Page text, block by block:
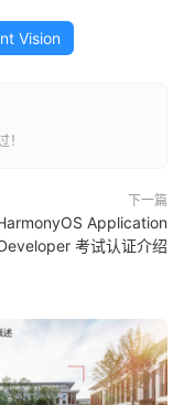
Vision
下一篇
Application
考试认证介绍